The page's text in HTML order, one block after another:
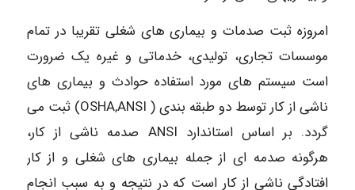
امروزه ثبت صدمات و بیماری های شغلی تقریبا در تمام
موسسات تجاری، تولیدی، خدماتی و غیره یک ضرورت
است سیستم های مورد استفاده حوادث و بیماری های
ناشی از کار توسط دو طبقه بندی ( OSHA,ANSI) ثبت می
گردد. بر اساس استاندارد ANSI صدمه ناشی از کار،
هرگونه صدمه ای از جمله بیماری های شغلی و از کار
افتادگی ناشی از کار است که در نتیجه و به سبب انجام